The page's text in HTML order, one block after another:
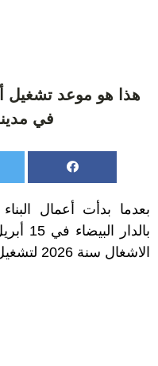
هذا هو موعد تشغيل
في
بعدما بدأت أعمال
الاشغال سنة 2026 لتشغيل المرحلة الأولى.